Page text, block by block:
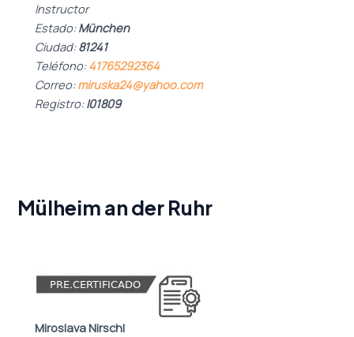
Instructor
Estado:München
Ciudad:81241
Teléfono:41765292364
Correo:miruska24@yahoo.com
Registro:I01809
Mülheim an der Ruhr
Miroslava Nirschl